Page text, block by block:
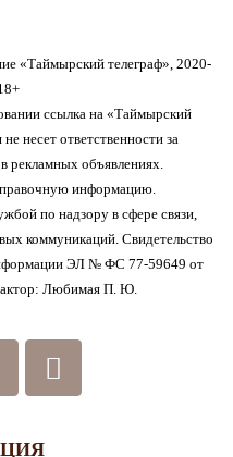
«Таймырский телеграф», 2020-
ссылка на «Таймырский
несет ответственности за
объявлениях.
информацию.
по надзору в сфере связи,
коммуникаций. Свидетельство
ЭЛ № ФС 77-59649 от
Любимая П. Ю.